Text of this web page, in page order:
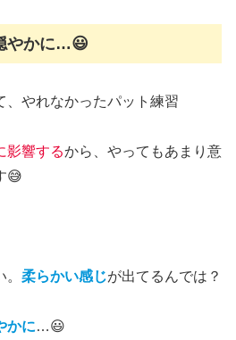
やかに…😃
、やれなかったパット練習
影響するから、やってもあまり意
😅
柔らかい感じが出てるんでは？
かに…😃